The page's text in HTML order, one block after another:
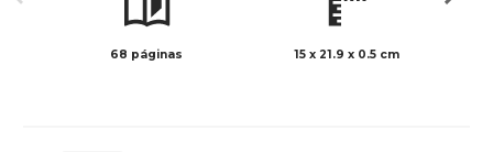
68 páginas 15 x 21.9 x 0.5 cm